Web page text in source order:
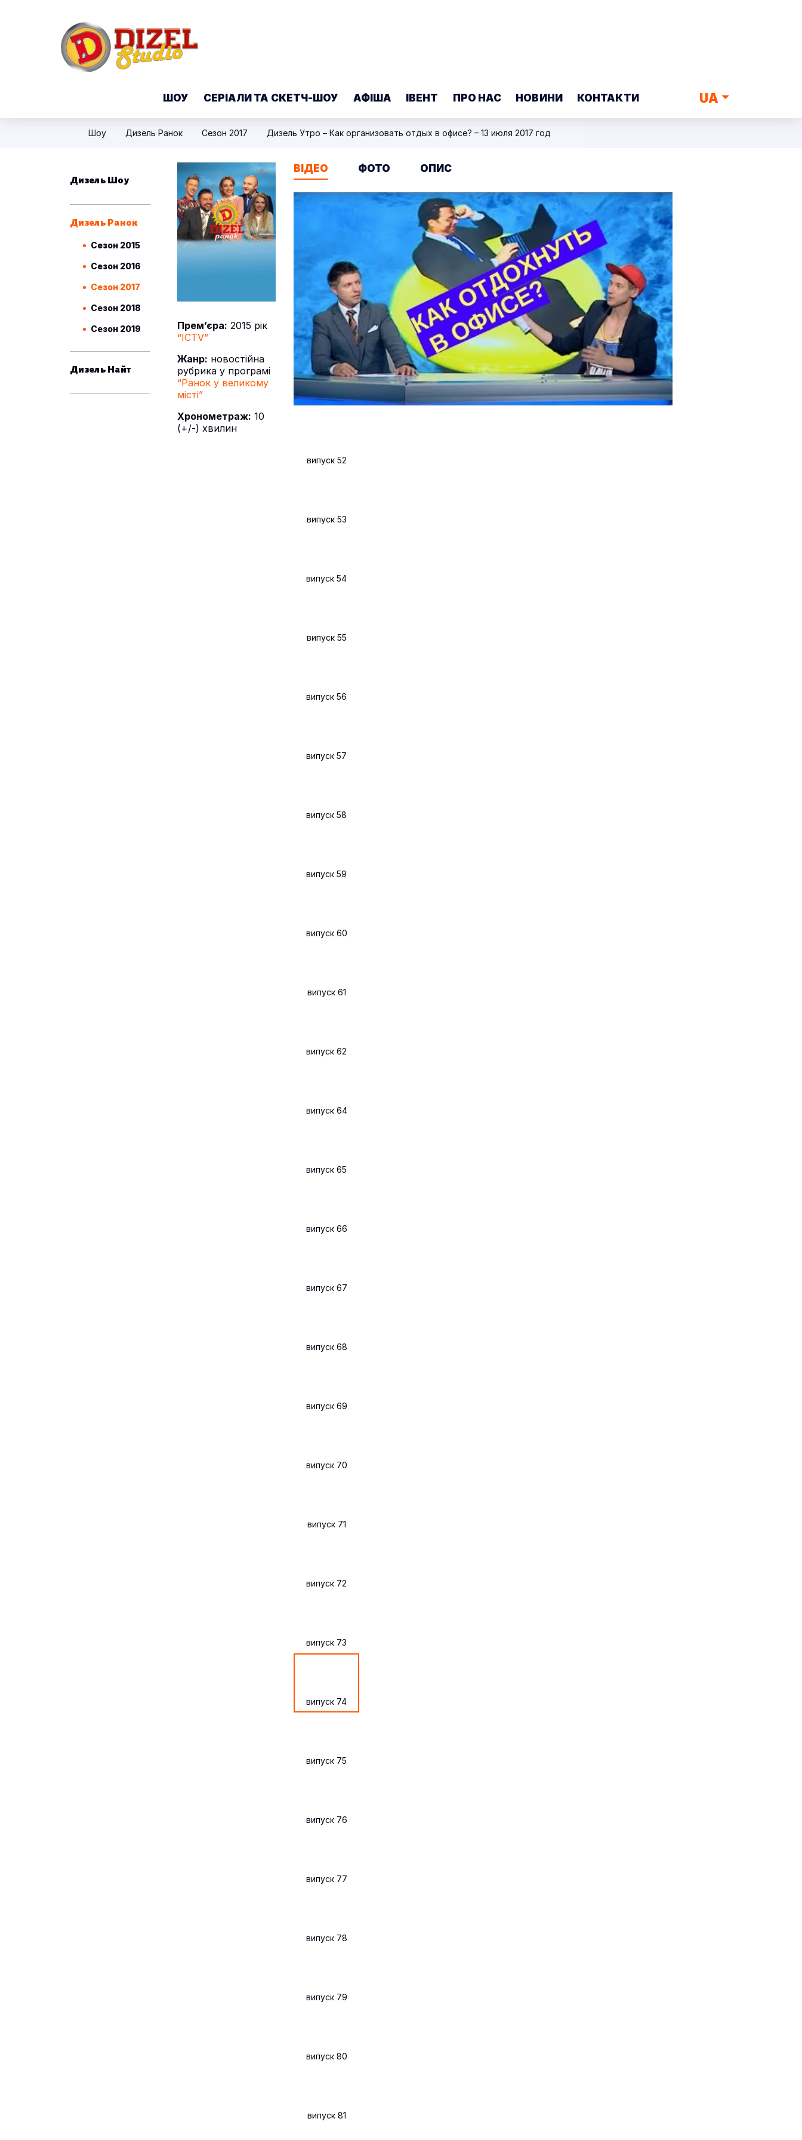
ШОУ СЕРІАЛИ ТА СКЕТЧ-ШОУ АФІША ІВЕНТ ПРО НАС НОВИНИ КОНТАКТИ UA
Шоу Дизель Ранок Сезон 2017 Дизель Утро – Как организовать отдых в офисе? – 13 июля 2017 год
Дизель Шоу
Дизель Ранок
Сезон 2015
Сезон 2016
Сезон 2017
Сезон 2018
Сезон 2019
Дизель Найт
Прем’єра: 2015 рік
“ICTV”
Жанр: новостійна
рубрика у програмі
“Ранок у великому
місті”
Хронометраж: 10
(+/-) хвилин
ВІДЕО ФОТО ОПИС
випуск 52
випуск 53
випуск 54
випуск 55
випуск 56
випуск 57
випуск 58
випуск 59
випуск 60
випуск 61
випуск 62
випуск 64
випуск 65
випуск 66
випуск 67
випуск 68
випуск 69
випуск 70
випуск 71
випуск 72
випуск 73
випуск 74
випуск 75
випуск 76
випуск 77
випуск 78
випуск 79
випуск 80
випуск 81